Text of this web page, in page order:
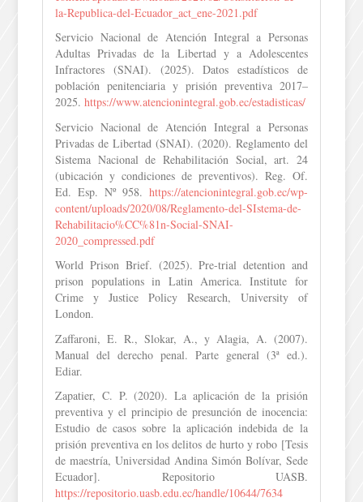
la-Republica-del-Ecuador_act_ene-2021.pdf
Servicio Nacional de Atención Integral a Personas
Adultas Privadas de la Libertad y a Adolescentes
Infractores (SNAI). (2025). Datos estadísticos de
población penitenciaria y prisión preventiva 2017–
2025.https://www.atencionintegral.gob.ec/estadisticas/
Servicio Nacional de Atención Integral a Personas
Privadas de Libertad (SNAI). (2020). Reglamento del
Sistema Nacional de Rehabilitación Social, art. 24
(ubicación y condiciones de preventivos). Reg. Of.
Ed. Esp. Nº 958. https://atencionintegral.gob.ec/wp-
content/uploads/2020/08/Reglamento-del-SIstema-de-
Rehabilitacio%CC%81n-Social-SNAI-
2020_compressed.pdf
World Prison Brief. (2025). Pre-trial detention and
prison populations in Latin America. Institute for
Crime y Justice Policy Research, University of
London.
Zaffaroni, E. R., Slokar, A., y Alagia, A. (2007).
Manual del derecho penal. Parte general (3ª ed.).
Ediar.
Zapatier, C. P. (2020). La aplicación de la prisión
preventiva y el principio de presunción de inocencia:
Estudio de casos sobre la aplicación indebida de la
prisión preventiva en los delitos de hurto y robo [Tesis
de maestría, Universidad Andina Simón Bolívar, Sede
Ecuador]. Repositorio UASB.
https://repositorio.uasb.edu.ec/handle/10644/7634